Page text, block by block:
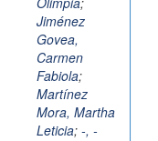
Jiménez
Govea,
Carmen
Fabiola;
Martínez
Mora, Martha
Leticia; -, -